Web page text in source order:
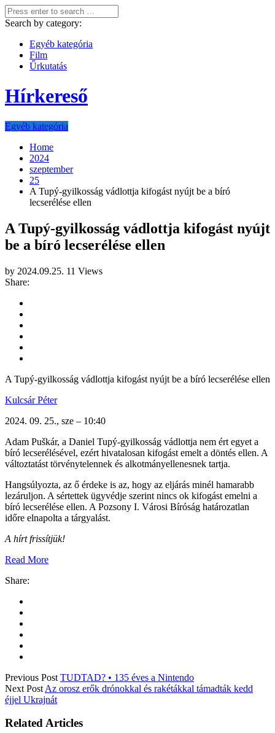
Search by category:
Egyéb kategória
Film
Űrkutatás
Hírkereső
Egyéb kategória
Home
2024
szeptember
25
A Tupý-gyilkosság vádlottja kifogást nyújt be a bíró
lecserélése ellen
A Tupý-gyilkosság vádlottja kifogást nyújt
be a bíró lecserélése ellen
by 2024.09.25. 11 Views
Share:
A Tupý-gyilkosság vádlottja kifogást nyújt be a bíró lecserélése ellen
Kulcsár Péter
2024. 09. 25., sze – 10:40
Adam Puškár, a Daniel Tupý-gyilkosság vádlottja nem ért egyet a
bíró lecserélésével, ezért hivatalosan kifogást emelt a döntés ellen. A
változtatást törvénytelennek és alkotmányellenesnek tartja.
Hangsúlyozta, az ő érdeke is az, hogy az eljárás minél hamarabb
lezáruljon. A sértettek ügyvédje szerint nincs ok kifogást emelni a
bíró lecserélése ellen. A Pozsony I. Városi Bíróság határozatlan
időre elnapolta a tárgyalást.
A hírt frissítjük!
Read More
Share:
Previous Post TUDTAD? • 135 éves a Nintendo
Next Post Az orosz erők drónokkal és rakétákkal támadták kedd
éjjel Ukrajnát
Related Articles